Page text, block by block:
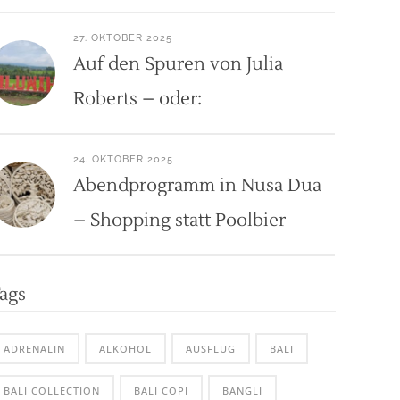
27. OKTOBER 2025
Auf den Spuren von Julia
Roberts – oder:
24. OKTOBER 2025
Abendprogramm in Nusa Dua
– Shopping statt Poolbier
ADRENALIN ALKOHOL AUSFLUG BALI
BALI COLLECTION BALI COPI BANGLI